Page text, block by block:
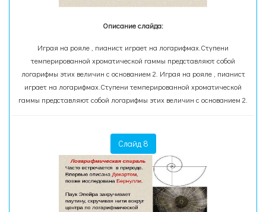
Описание слайда:
Играя на рояле , пианист играет на логарифмах.Ступени
темперированной хроматической гаммы представляют собой
логарифмы этих величин с основанием 2. Играя на рояле , пианист
играет на логарифмах.Ступени темперированной хроматической
гаммы представляют собой логарифмы этих величин с основанием 2.
Слайд 8